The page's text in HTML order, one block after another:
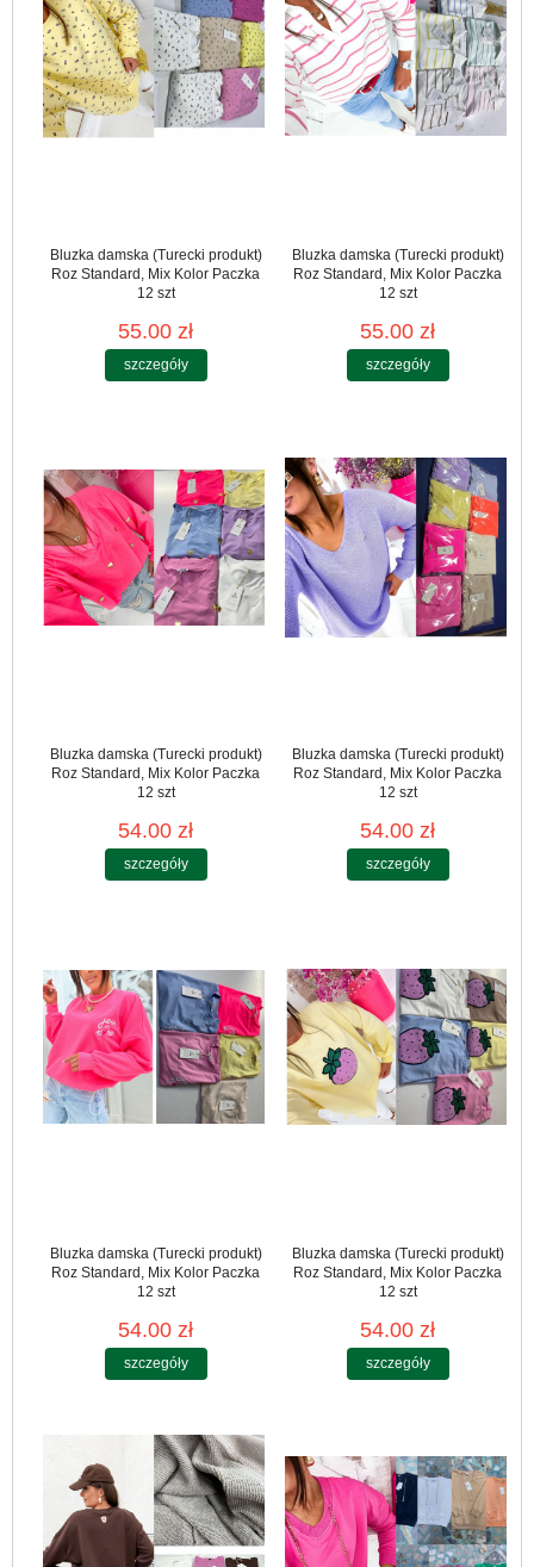
Bluzka damska (Turecki produkt)
Roz Standard, Mix Kolor Paczka
12 szt
55.00 zł
szczegóły
Bluzka damska (Turecki produkt)
Roz Standard, Mix Kolor Paczka
12 szt
55.00 zł
szczegóły
Bluzka damska (Turecki produkt)
Roz Standard, Mix Kolor Paczka
12 szt
54.00 zł
szczegóły
Bluzka damska (Turecki produkt)
Roz Standard, Mix Kolor Paczka
12 szt
54.00 zł
szczegóły
Bluzka damska (Turecki produkt)
Roz Standard, Mix Kolor Paczka
12 szt
54.00 zł
szczegóły
Bluzka damska (Turecki produkt)
Roz Standard, Mix Kolor Paczka
12 szt
54.00 zł
szczegóły